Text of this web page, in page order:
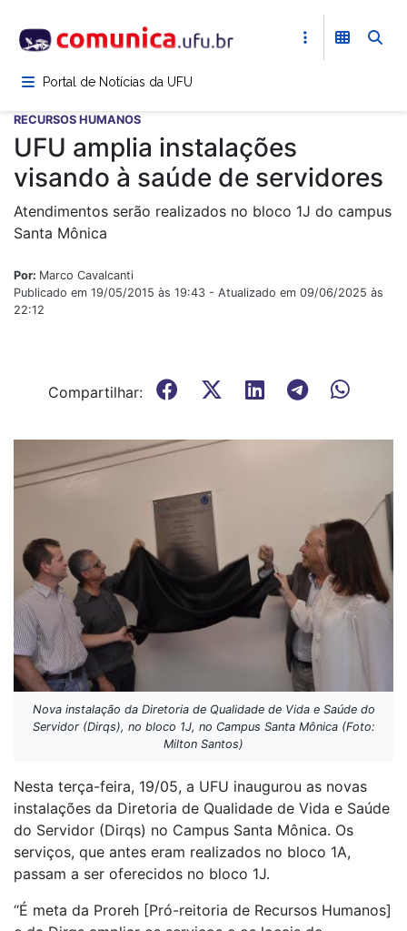
para
conteúdoPortal de Notícias da UFU
RECURSOS HUMANOS
UFU amplia instalações
visando à saúde de servidores
Atendimentos serão realizados no bloco 1J do campus
Santa Mônica
Por: Marco Cavalcanti
Publicado em 19/05/2015 às 19:43 - Atualizado em 09/06/2025 às
22:12
Compartilhar:
Nova instalação da Diretoria de Qualidade de Vida e Saúde do
Servidor (Dirqs), no bloco 1J, no Campus Santa Mônica (Foto:
Milton Santos)
Nesta terça-feira, 19/05, a UFU inaugurou as novas
instalações da Diretoria de Qualidade de Vida e Saúde
do Servidor (Dirqs) no Campus Santa Mônica. Os
serviços, que antes eram realizados no bloco 1A,
passam a ser oferecidos no bloco 1J.
“É meta da Proreh [Pró-reitoria de Recursos Humanos]